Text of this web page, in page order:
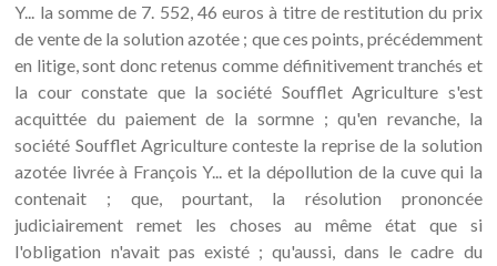
Y... la somme de 7. 552, 46 euros à titre de restitution du prix
de vente de la solution azotée ; que ces points, précédemment
en litige, sont donc retenus comme définitivement tranchés et
la cour constate que la société Soufflet Agriculture s'est
acquittée du paiement de la sormne ; qu'en revanche, la
société Soufflet Agriculture conteste la reprise de la solution
azotée livrée à François Y... et la dépollution de la cuve qui la
contenait ; que, pourtant, la résolution prononcée
judiciairement remet les choses au même état que si
l'obligation n'avait pas existé ; qu'aussi, dans le cadre du